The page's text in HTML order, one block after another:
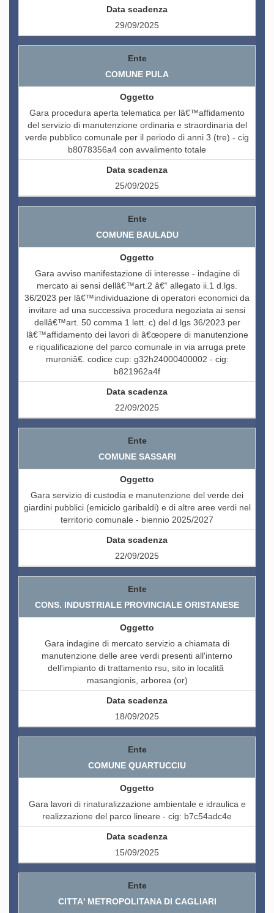
29/09/2025
COMUNE PULA
Gara procedura aperta telematica per lâ€™affidamento
del servizio di manutenzione ordinaria e straordinaria del
verde pubblico comunale per il periodo di anni 3 (tre) - cig
b8078356a4 con avvalimento totale
25/09/2025
COMUNE BAULADU
Gara avviso manifestazione di interesse - indagine di
mercato ai sensi dellâ€™art.2 â€“ allegato ii.1 d.lgs.
36/2023 per lâ€™individuazione di operatori economici da
invitare ad una successiva procedura negoziata ai sensi
dellâ€™art. 50 comma 1 lett. c) del d.lgs 36/2023 per
lâ€™affidamento dei lavori di â€œopere di manutenzione
e riqualificazione del parco comunale in via arruga prete
muroniâ€. codice cup: g32h24000400002 - cig:
b821962a4f
22/09/2025
COMUNE SASSARI
Gara servizio di custodia e manutenzione del verde dei
giardini pubblici (emiciclo garibaldi) e di altre aree verdi nel
territorio comunale - biennio 2025/2027
22/09/2025
CONS. INDUSTRIALE PROVINCIALE ORISTANESE
Gara indagine di mercato servizio a chiamata di
manutenzione delle aree verdi presenti all'interno
dell'impianto di trattamento rsu, sito in localitã
masangionis, arborea (or)
18/09/2025
COMUNE QUARTUCCIU
Gara lavori di rinaturalizzazione ambientale e idraulica e
realizzazione del parco lineare - cig: b7c54adc4e
15/09/2025
CITTA' METROPOLITANA DI CAGLIARI